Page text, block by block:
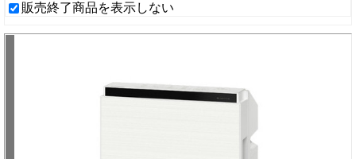
販売終了商品を表示しない